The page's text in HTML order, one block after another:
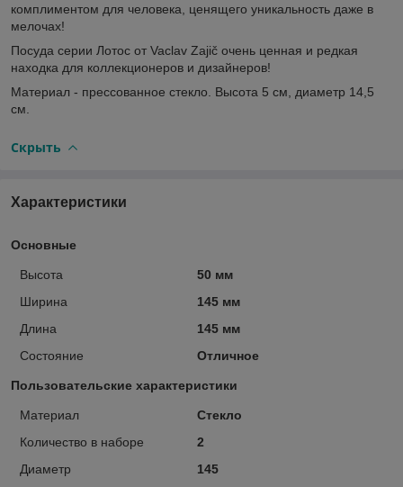
комплиментом для человека, ценящего уникальность даже в
мелочах!
Посуда серии Лотос от Vaclav Zajič очень ценная и редкая
находка для коллекционеров и дизайнеров!
Материал - прессованное стекло. Высота 5 см, диаметр 14,5
см.
Скрыть
Характеристики
Основные
Высота
50 мм
Ширина
145 мм
Длина
145 мм
Состояние
Отличное
Пользовательские характеристики
Материал
Стекло
Количество в наборе
2
Диаметр
145